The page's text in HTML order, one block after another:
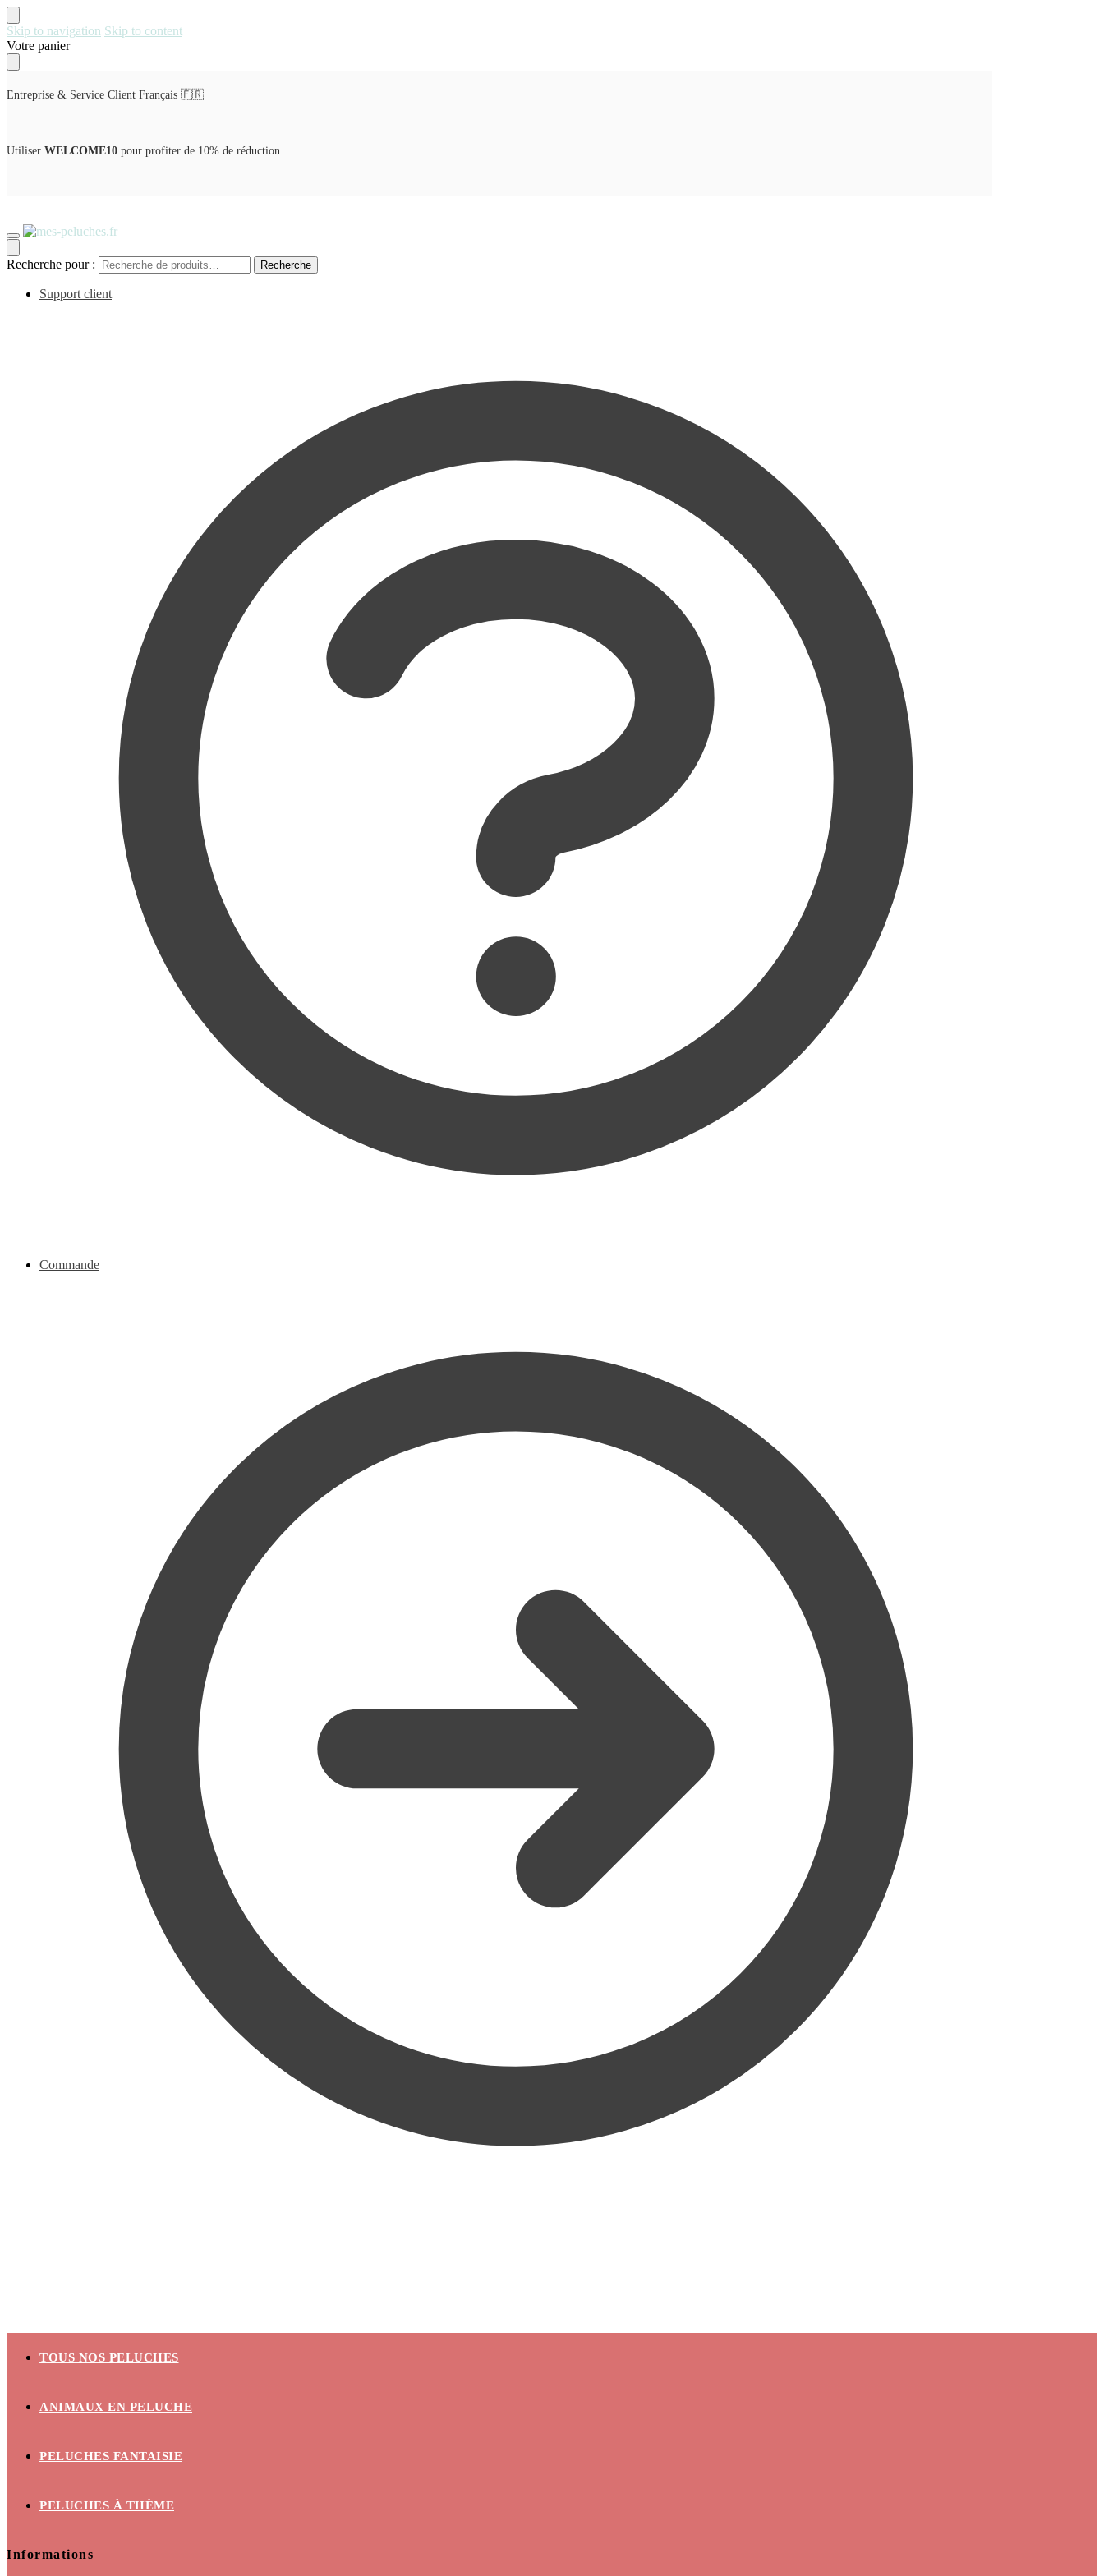
Skip to navigation Skip to content
Votre panier
Entreprise & Service Client Français 🇫🇷
Utiliser WELCOME10 pour profiter de 10% de réduction
Recherche pour : Recherche
Support client
Commande
TOUS NOS PELUCHES
ANIMAUX EN PELUCHE
PELUCHES FANTAISIE
PELUCHES À THÈME
Informations